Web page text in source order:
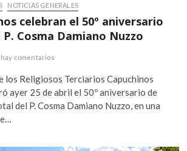
NOTICIAS GENERALES
celebran el 50º aniversario
Cosma Damiano Nuzzo
hay comentarios
los Religiosos Terciarios Capuchinos
ayer 25 de abril el 50º aniversario de
del P. Cosma Damiano Nuzzo, en una